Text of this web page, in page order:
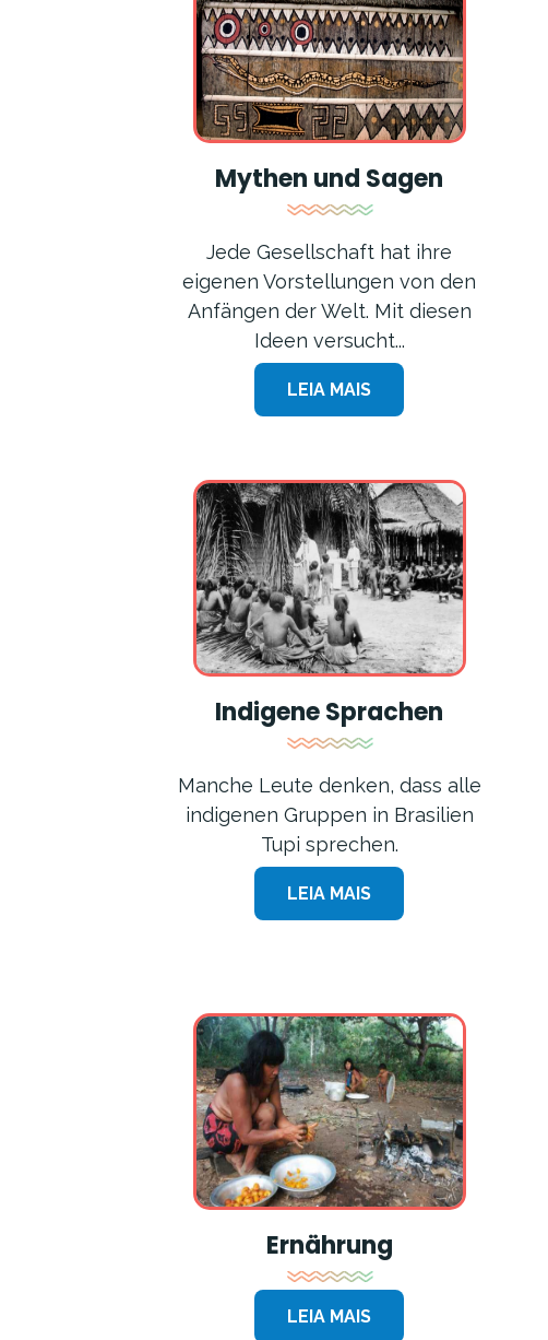
Mythen und Sagen
Jede Gesellschaft hat ihre
eigenen Vorstellungen von den
Anfängen der Welt. Mit diesen
Ideen versucht...
LEIA MAIS
Indigene Sprachen
Manche Leute denken, dass alle
indigenen Gruppen in Brasilien
Tupi sprechen.
LEIA MAIS
Ernährung
LEIA MAIS